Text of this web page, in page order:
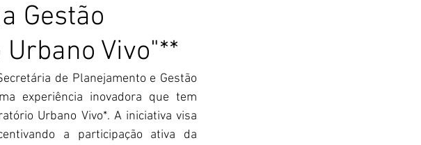
Gestão
Vivo"**
de Planejamento e Gestão
experiência inovadora que tem
Urbano Vivo*. A iniciativa visa
a participação ativa da